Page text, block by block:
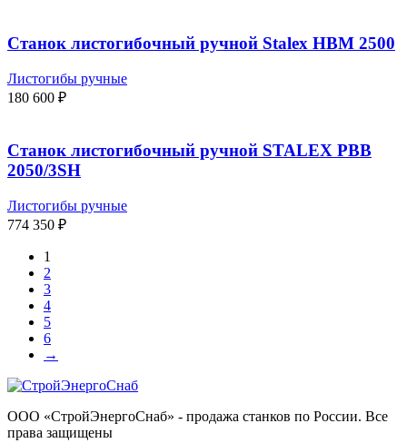
Станок листогибочный ручной Stalex HBM 2500
Листогибы ручные
180 600 ₽
Станок листогибочный ручной STALEX PBB
2050/3SH
Листогибы ручные
774 350 ₽
1
2
3
4
5
6
→
ООО «СтройЭнергоСнаб» - продажа станков по России. Все
права защищены